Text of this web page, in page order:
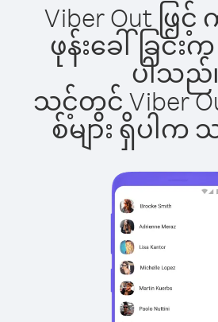
Viber Out ဖ
ဖုန်းခေါ်ခြင်
ပါသည်
သင့်တွင် Viber
စ်များ ရှိပါ